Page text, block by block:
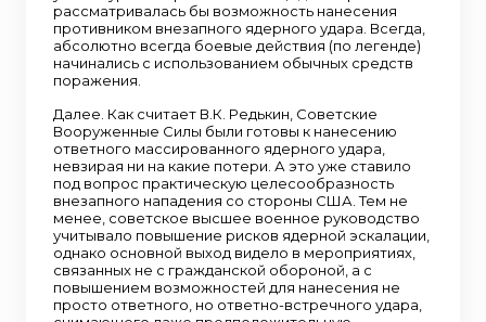
рассматривалась бы возможность нанесения
противником внезапного ядерного удара. Всегда,
абсолютно всегда боевые действия (по легенде)
начинались с использованием обычных средств
поражения.
Далее. Как считает В.К. Редькин, Советские
Вооруженные Силы были готовы к нанесению
ответного массированного ядерного удара,
невзирая ни на какие потери. А это уже ставило
под вопрос практическую целесообразность
внезапного нападения со стороны США. Тем не
менее, советское высшее военное руководство
учитывало повышение рисков ядерной эскалации,
однако основной выход видело в мероприятиях,
связанных не с гражданской обороной, а с
повышением возможностей для нанесения не
просто ответного, но ответно-встречного удара,